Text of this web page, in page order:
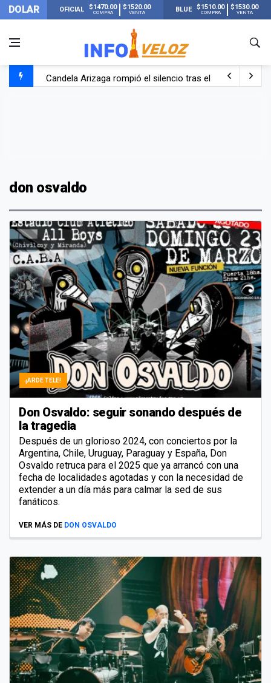
DOLAR OFICIAL $1470.00
COMPRA
$1520.00
VENTA BLUE $1510.00
COMPRA
$1530.00
VENTA
Candela Arizaga rompió el silencio tras el incidente con
don osvaldo
¡ARDE TELE!
Don Osvaldo: seguir sonando después de
la tragedia
Después de un glorioso 2024, con conciertos por la
Argentina, Chile, Uruguay, Paraguay y España, Don
Osvaldo retruca para el 2025 que ya arrancó con una
fecha de localidades agotadas y con la necesidad de
extender a un día más para calmar la sed de sus
fanáticos.
VER MÁS DE DON OSVALDO